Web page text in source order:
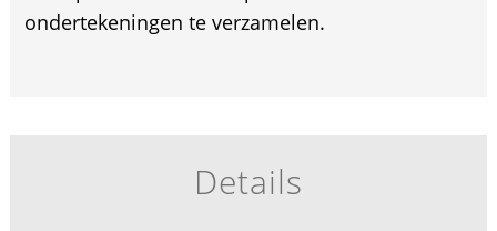
ondertekeningen te verzamelen.
Details